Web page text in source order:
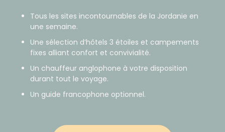
Tous les sites incontournables de la Jordanie en
une semaine.
Une sélection d’hôtels 3 étoiles et campements
fixes alliant confort et convivialité.
Un chauffeur anglophone à votre disposition
durant tout le voyage.
Un guide francophone optionnel.